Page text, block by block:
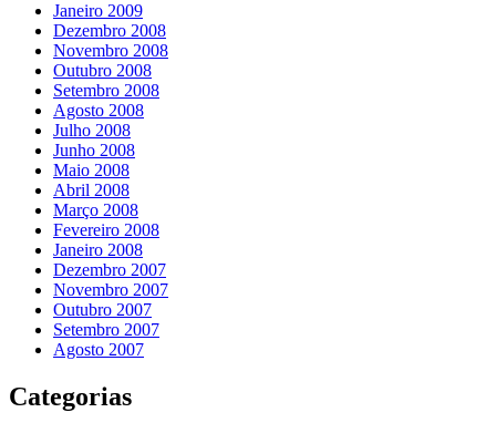
Janeiro 2009
Dezembro 2008
Novembro 2008
Outubro 2008
Setembro 2008
Agosto 2008
Julho 2008
Junho 2008
Maio 2008
Abril 2008
Março 2008
Fevereiro 2008
Janeiro 2008
Dezembro 2007
Novembro 2007
Outubro 2007
Setembro 2007
Agosto 2007
Categorias